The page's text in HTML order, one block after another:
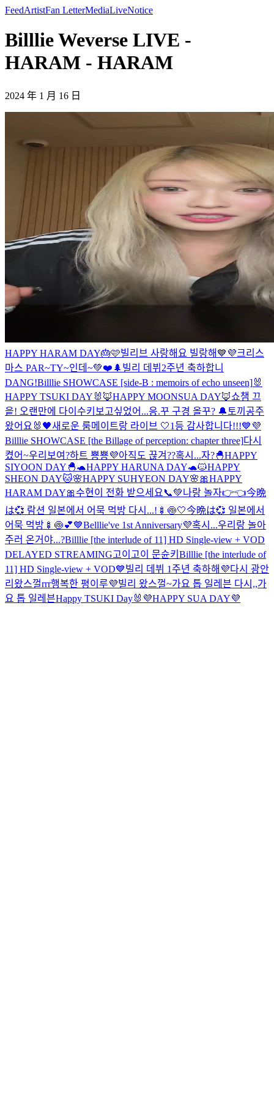
FeedArtistFan LetterMediaLiveNotice
Billlie Weverse LIVE -
HARAM - HARAM
2024 年 1 月 16 日
HAPPY HARAM DAY🎂🩷빌리브 사랑해요 빌랑해💙💜크리스
마스 PAR~TY~인데~💚❤️🌲 빌리 데뷔2주년 축하합니
DANG!Billlie SHOWCASE [side-B : memoirs of echo unseen]🐰
HAPPY TSUKI DAY🐰 🦊HAPPY MOONSUA DAY🦊쇼챔 끄
읕! 오랜만에 다이수키 보고싶었어...응.꾸 구경 올꾸? 🔔 토끼공주
왔어요🐰 🖤새로운 룸메이트랑 라이브 🤍1등 감사합니다!!!💙💜
Billlie SHOWCASE [the Billage of perception: chapter three]다시
켰어~우리보여?하트 뿅뿅💜아직도 끊겨??혹시...자?🐣HAPPY
SIYOON DAY🐣🐢HAPPY HARUNA DAY🐢🐱HAPPY
SHEON DAY🐱🌸HAPPY SUHYEON DAY🌸 🎀HAPPY
HARAM DAY🎀수현이 전화 받으세요📞💚나랑 놀자👉👈今晩
は💞 람션 일본에서 어묵 먹방 다시...!🍢🍥🤍今晩は💞 일본에서
어묵 먹방🍢🍥💕💙Belllie've 1st Anniversary💜혹시...우리랑 놀아
주러 온거야...?Billlie [the interlude of 11] HD Single-view + VOD
DELAYED STREAMING고이고이 문슌키 Billlie [the interlude of
11] HD Single-view + VOD💙빌리 데뷔 1주년 축하해💜다시 광안
리왔스껄rrr행복한 평이루💜빌리 왔스껄~가요 톱 일레븐 다시,,가
요 톱 일레븐Happy TSUKI Day🐰 💜HAPPY SUA DAY💜